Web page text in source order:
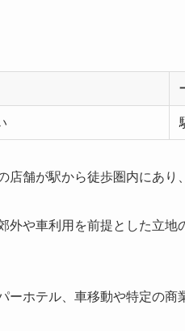
店舗が駅から徒歩圏内にあり
外や車利用を前提とした立
ーホテル、車移動や特定の